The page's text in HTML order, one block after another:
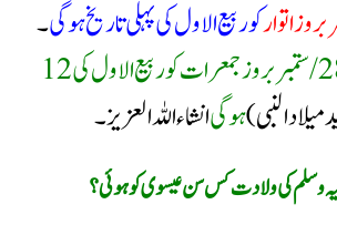
کو ربیع الاول کی پہلی تاریخ ہوگی۔
28 /ستمبر بروز جمعرات کو ربیع الاول کی 12
النبی )ہوگیانشاءاللہ العزیز۔
وسلم کی ولادت کس سن عیسوی کو ہوئی؟